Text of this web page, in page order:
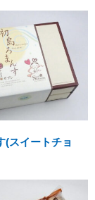
(スイートチョ